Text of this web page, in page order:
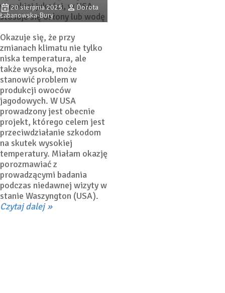
20 sierpnia 2025
Dorota
Łabanowska-Bury
Okazuje się, że przy
zmianach klimatu nie tylko
niska temperatura, ale
także wysoka, może
stanowić problem w
produkcji owoców
jagodowych. W USA
prowadzony jest obecnie
projekt, którego celem jest
przeciwdziałanie szkodom
na skutek wysokiej
temperatury. Miałam okazję
porozmawiać z
prowadzącymi badania
podczas niedawnej wizyty w
stanie Waszyngton (USA).
Czytaj dalej